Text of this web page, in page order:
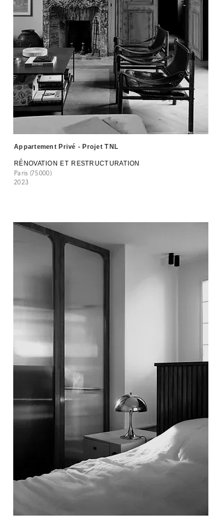
Appartement Privé - Projet TNL
RÉNOVATION ET RESTRUCTURATION
Paris (75000)
2023